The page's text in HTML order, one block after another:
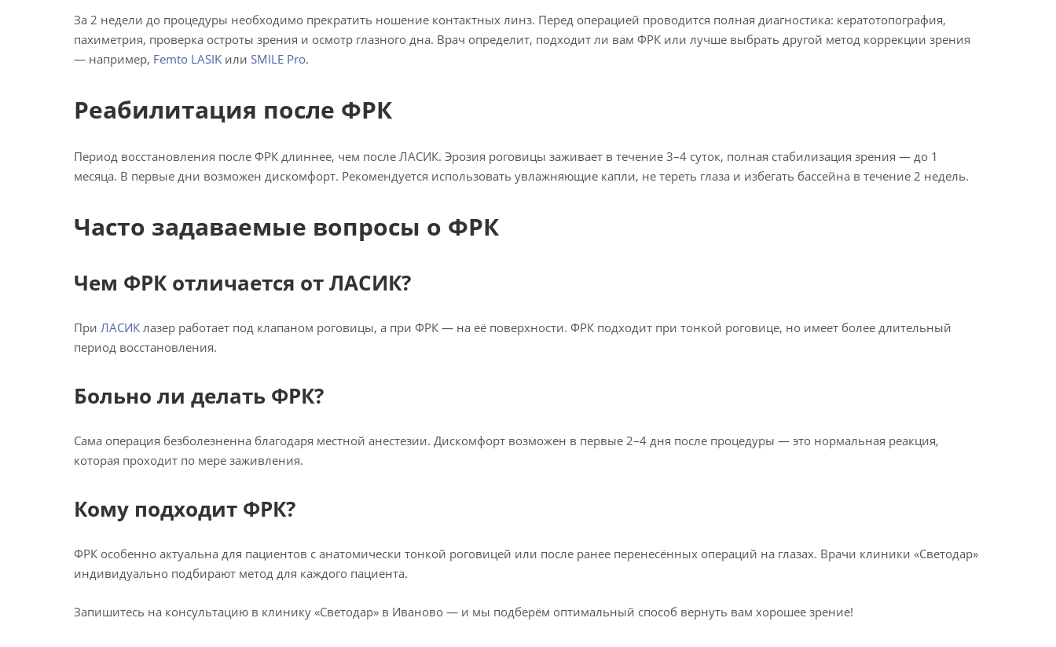
За 2 недели до процедуры необходимо прекратить ношение контактных линз. Перед операцией проводится полная диагностика: кератотопография,
пахиметрия, проверка остроты зрения и осмотр глазного дна. Врач определит, подходит ли вам ФРК или лучше выбрать другой метод коррекции зрения
— например, Femto LASIK или SMILE Pro.
Реабилитация после ФРК
Период восстановления после ФРК длиннее, чем после ЛАСИК. Эрозия роговицы заживает в течение 3–4 суток, полная стабилизация зрения — до 1
месяца. В первые дни возможен дискомфорт. Рекомендуется использовать увлажняющие капли, не тереть глаза и избегать бассейна в течение 2 недель.
Часто задаваемые вопросы о ФРК
Чем ФРК отличается от ЛАСИК?
При ЛАСИК лазер работает под клапаном роговицы, а при ФРК — на её поверхности. ФРК подходит при тонкой роговице, но имеет более длительный
период восстановления.
Больно ли делать ФРК?
Сама операция безболезненна благодаря местной анестезии. Дискомфорт возможен в первые 2–4 дня после процедуры — это нормальная реакция,
которая проходит по мере заживления.
Кому подходит ФРК?
ФРК особенно актуальна для пациентов с анатомически тонкой роговицей или после ранее перенесённых операций на глазах. Врачи клиники «Светодар»
индивидуально подбирают метод для каждого пациента.
Запишитесь на консультацию в клинику «Светодар» в Иваново — и мы подберём оптимальный способ вернуть вам хорошее зрение!